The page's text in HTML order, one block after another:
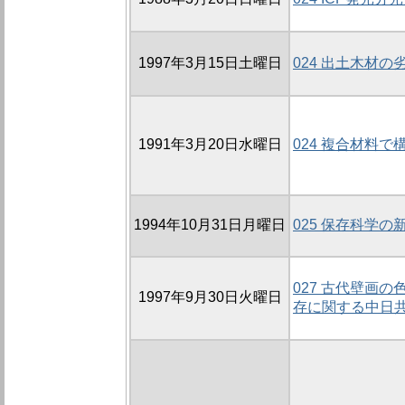
1997年3月15日土曜日 024 出土木材の
1991年3月20日水曜日 024 複合材料で
1994年10月31日月曜日 025 保存科学の
1997年9月30日火曜日
027 古代壁画の
存に関する中日